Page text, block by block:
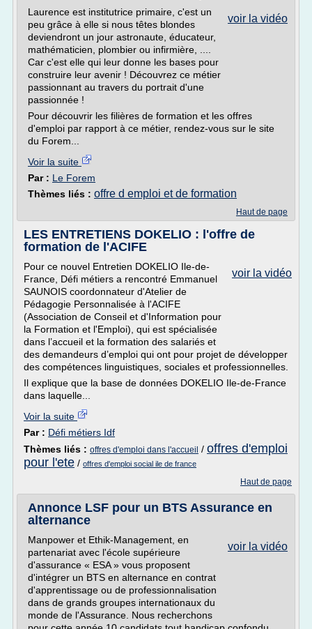
voir la vidéo
Laurence est institutrice primaire, c'est un
peu grâce à elle si nous têtes blondes
deviendront un jour astronaute, éducateur,
mathématicien, plombier ou infirmière, ....
Car c'est elle qui leur donne les bases pour
construire leur avenir ! Découvrez ce métier
passionnant au travers du portrait d'une
passionnée !
Pour découvrir les filières de formation et les offres
d'emploi par rapport à ce métier, rendez-vous sur le site
du Forem...
Voir la suite
Par : Le Forem
Thèmes liés : offre d emploi et de formation
Haut de page
LES ENTRETIENS DOKELIO : l'offre de
formation de l'ACIFE
voir la vidéo
Pour ce nouvel Entretien DOKELIO Ile-de-
France, Défi métiers a rencontré Emmanuel
SAUNOIS coordonnateur d'Atelier de
Pédagogie Personnalisée à l'ACIFE
(Association de Conseil et d'Information pour
la Formation et l'Emploi), qui est spécialisée
dans l’accueil et la formation des salariés et
des demandeurs d’emploi qui ont pour projet de développer
des compétences linguistiques, sociales et professionnelles.
Il explique que la base de données DOKELIO Ile-de-France
dans laquelle...
Voir la suite
Par : Défi métiers Idf
Thèmes liés : offres d'emploi dans l'accueil / offres d'emploi
pour l'ete / offres d'emploi social ile de france
Haut de page
Annonce LSF pour un BTS Assurance en
alternance
voir la vidéo
Manpower et Ethik-Management, en
partenariat avec l'école supérieure
d'assurance « ESA » vous proposent
d'intégrer un BTS en alternance en contrat
d'apprentissage ou de professionnalisation
dans de grands groupes internationaux du
monde de l'Assurance. Nous recherchons